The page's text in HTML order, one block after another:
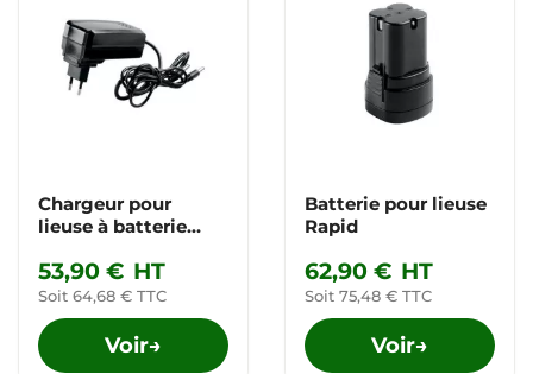
Chargeur pour
lieuse à batterie
53,90 € HT
Soit 64,68 € TTC
Voir→
Batterie pour lieuse
Rapid
62,90 € HT
Soit 75,48 € TTC
Voir→